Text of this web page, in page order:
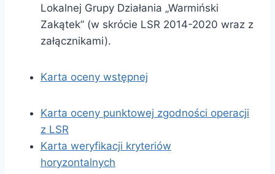
Lokalnej Grupy Działania „Warmiński
Zakątek” (w skrócie LSR 2014-2020 wraz z
załącznikami).
Karta oceny wstępnej
Karta oceny punktowej zgodności operacji
z LSR
Karta weryfikacji kryteriów
horyzontalnych